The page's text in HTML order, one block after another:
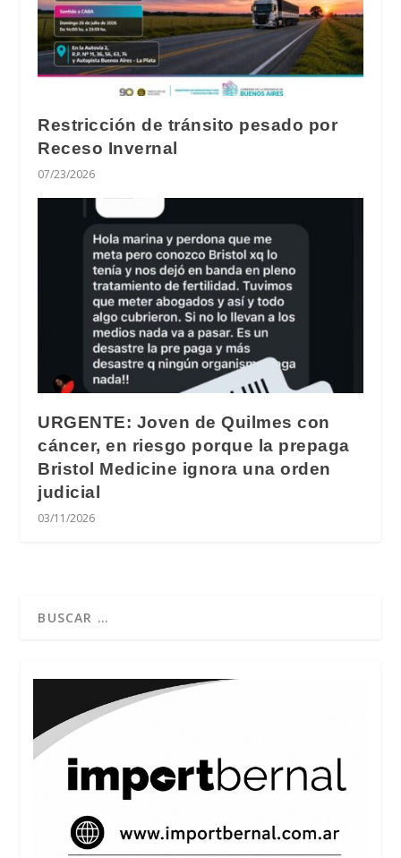
Restricción de tránsito pesado por
Receso Invernal
07/23/2026
URGENTE: Joven de Quilmes con
cáncer, en riesgo porque la prepaga
Bristol Medicine ignora una orden
judicial
03/11/2026